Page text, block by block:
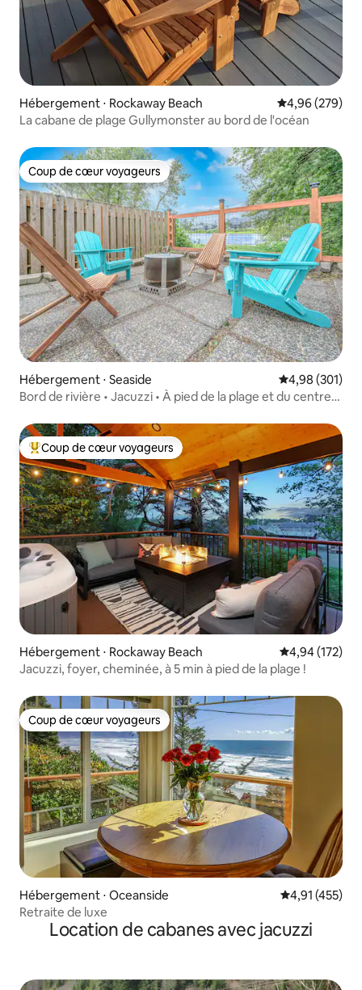
Hébergement ⋅ Rockaway Beach Évaluation
4,96 (279)
La cabane de plage Gullymonster au bord de l'océan
Coup de cœur voyageurs
Coup de cœur voyageurs
Hébergement ⋅ Seaside Évaluation
4,98 (301)
Bord de rivière • Jacuzzi • À pied de la plage et du centre-
Coups de cœur voyageurs les plus appréciés
Coup de cœur voyageurs
Hébergement ⋅ Rockaway Beach Évaluation
4,94 (172)
Jacuzzi, foyer, cheminée, à 5 min à pied de la plage !
Coup de cœur voyageurs
Coup de cœur voyageurs
Hébergement ⋅ Oceanside Évaluation
4,91 (455)
Retraite de luxe
Location de cabanes avec jacuzzi